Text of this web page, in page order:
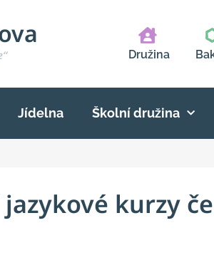
Družina
Jídelna Školní družina
kurzy